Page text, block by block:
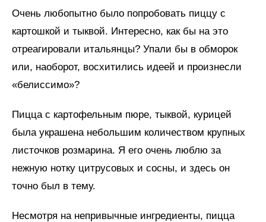
Очень любопытно было попробовать пиццу с
картошкой и тыквой. Интересно, как бы на это
отреагировали итальянцы? Упали бы в обморок
или, наоборот, восхитились идеей и произнесли
«белиссимо»?
Пицца с картофельным пюре, тыквой, курицей
была украшена небольшим количеством крупных
листочков розмарина. Я его очень люблю за
нежную нотку цитрусовых и сосны, и здесь он
точно был в тему.
Несмотря на непривычные ингредиенты, пицца